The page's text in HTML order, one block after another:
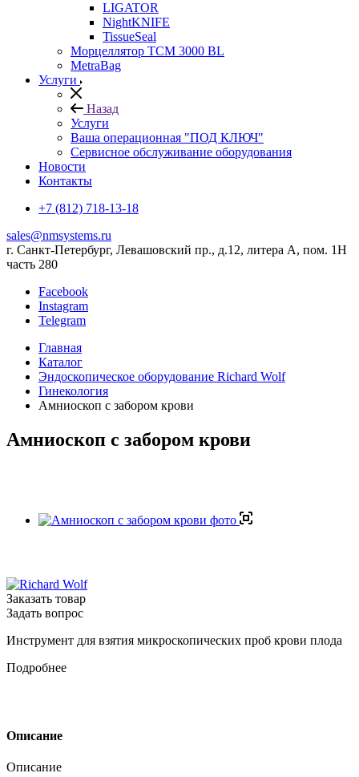
LIGATOR
NightKNIFE
TissueSeal
Морцеллятор ТСМ 3000 BL
MetraBag
Услуги
Назад
Услуги
Ваша операционная "ПОД КЛЮЧ"
Сервисное обслуживание оборудования
Новости
Контакты
+7 (812) 718-13-18
sales@nmsystems.ru
г. Санкт-Петербург, Левашовский пр., д.12, литера А, пом. 1Н
часть 280
Facebook
Instagram
Telegram
Главная
Каталог
Эндоскопическое оборудование Richard Wolf
Гинекология
Амниоскоп с забором крови
Амниоскоп с забором крови
Заказать товар
Задать вопрос
Инструмент для взятия микроскопических проб крови плода
Подробнее
Описание
Описание